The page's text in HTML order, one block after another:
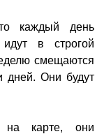
каждый день
в строгой
смещаются
дней. Они будут
карте, они